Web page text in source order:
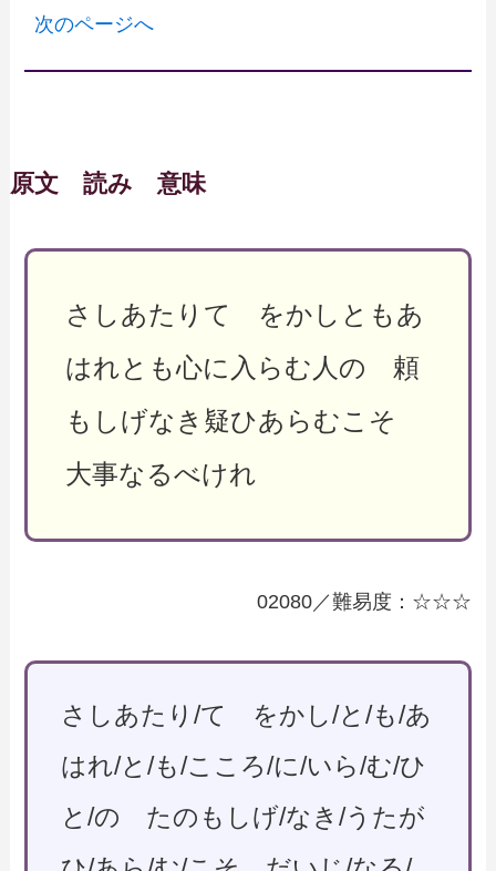
次のページへ
原文 読み 意味
さしあたりて をかしともあ
はれとも心に入らむ人の 頼
もしげなき疑ひあらむこそ
大事なるべけれ
02080／難易度：☆☆☆
さしあたり/て をかし/と/も/あ
はれ/と/も/こころ/に/いら/む/ひ
と/の たのもしげ/なき/うたが